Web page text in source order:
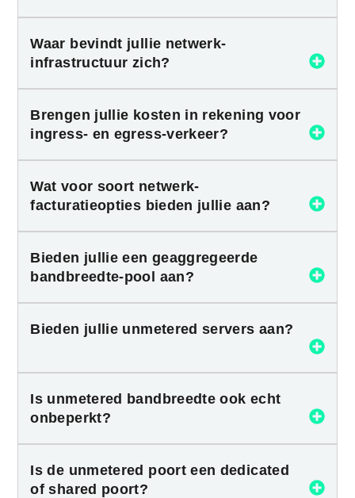
Waar bevindt jullie netwerk-
infrastructuur zich?
Brengen jullie kosten in rekening voor
ingress- en egress-verkeer?
Wat voor soort netwerk-
facturatieopties bieden jullie aan?
Bieden jullie een geaggregeerde
bandbreedte-pool aan?
Bieden jullie unmetered servers aan?
Is unmetered bandbreedte ook echt
onbeperkt?
Is de unmetered poort een dedicated
of shared poort?